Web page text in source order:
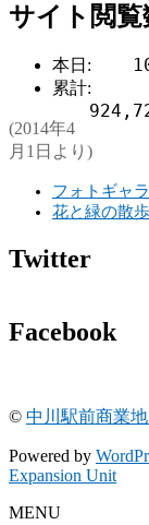
サイト閲覧
本日:
累計:
(2014年4
月1日より)
フォトギャ
花と緑の散
Twitter
Facebook
© 中川駅前商業
Powered by
Expansion Unit
MENU